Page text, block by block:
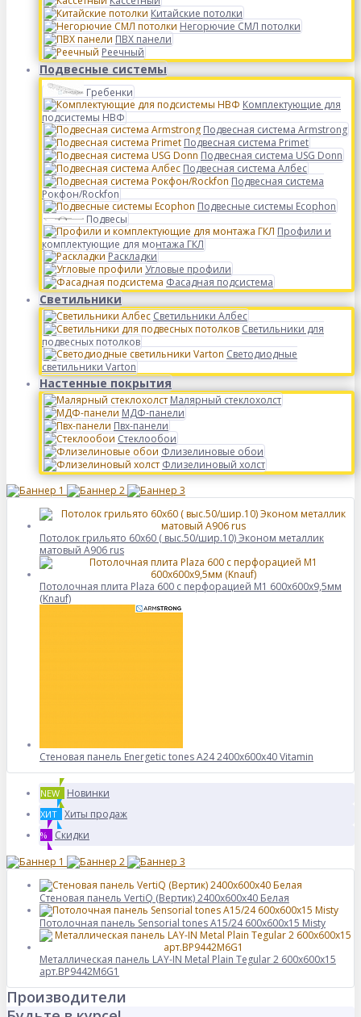
Китайские потолки
Негорючие СМЛ потолки
ПВХ панели
Реечный
Подвесные системы
Гребенки
Комплектующие для
подсистемы НВФ
Подвесная система Armstrong
Подвесная система Primet
Подвесная система USG Donn
Подвесная система Албес
Подвесная система
Рокфон/Rockfon
Подвесные системы Ecophon
Подвесы
Профили и
комплектующие для монтажа ГКЛ
Раскладки
Угловые профили
Фасадная подсистема
Светильники
Светильники Албес
Светильники для
подвесных потолков
Светодиодные
светильники Varton
Настенные покрытия
Малярный стеклохолст
МДФ-панели
Пвх-панели
Стеклообои
Флизелиновые обои
Флизелиновый холст
Потолок грильято 60х60 ( выс.50/шир.10) Эконом металлик
матовый А906 rus
Потолочная плита Plaza 600 с перфорацией M1 600х600х9,5мм
(Knauf)
Стеновая панель Energetic tones A24 2400x600x40 Vitamin
NEW Новинки
ХИТ Хиты продаж
% Скидки
Стеновая панель VertiQ (Вертик) 2400x600x40 Белая
Потолочная панель Sensorial tones A15/24 600x600x15 Misty
Металлическая панель LAY-IN Metal Plain Tegular 2 600x600x15
арт.BP9442M6G1
Производители